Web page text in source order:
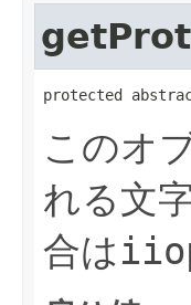
protected
このオ
れる文
合は